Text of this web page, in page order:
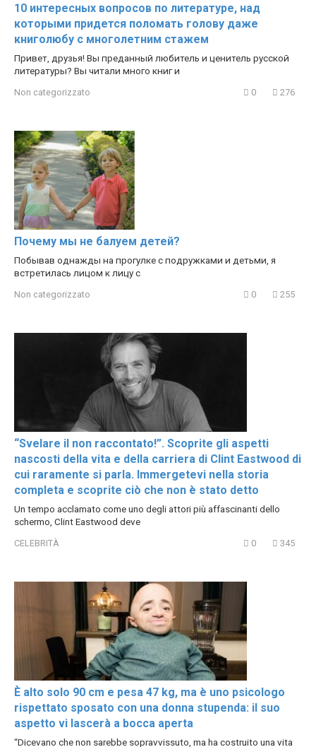
10 интересных вопросов по литературе, над
которыми придется поломать голову даже
книголюбу с многолетним стажем
Привет, друзья! Вы преданный любитель и ценитель русской
литературы? Вы читали много книг и
Non categorizzato 0 276
Почему мы не балуем детей?
Побывав однажды на прогулке с подружками и детьми, я
встретилась лицом к лицу с
Non categorizzato 0 255
“Svelare il non raccontato!”. Scoprite gli aspetti
nascosti della vita e della carriera di Clint Eastwood di
cui raramente si parla. Immergetevi nella storia
completa e scoprite ciò che non è stato detto
Un tempo acclamato come uno degli attori più affascinanti dello
schermo, Clint Eastwood deve
CELEBRITÀ 0 345
È alto solo 90 cm e pesa 47 kg, ma è uno psicologo
rispettato sposato con una donna stupenda: il suo
aspetto vi lascerà a bocca aperta
“Dicevano che non sarebbe sopravvissuto, ma ha costruito una vita